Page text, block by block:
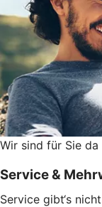
Wir sind für Sie da
Service &
Service gibt‘s